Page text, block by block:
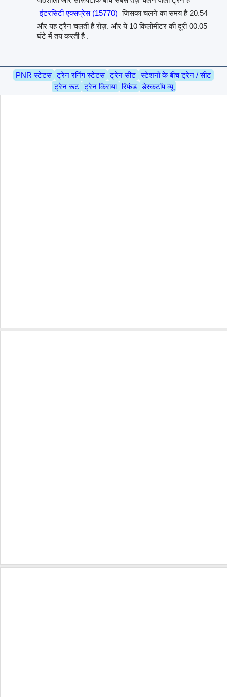
इंटरसिटी एक्सप्रेस (15770) जिसका चलने का समय है 20.54
और यह ट्रैन चलती है रोज़. और ये 10 किलोमीटर की दूरी 00.05
घंटे में तय करती है .
PNR स्टेटस ट्रेन रनिंग स्टेटस ट्रेन सीट स्टेशनों के बीच ट्रेन / सीट
ट्रेन रूट ट्रेन किराया रिफंड डेस्कटॉप व्यू